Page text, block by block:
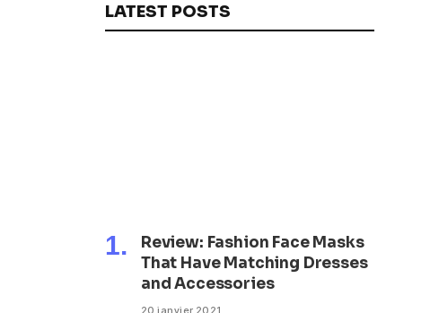
LATEST POSTS
Review: Fashion Face Masks
That Have Matching Dresses
and Accessories
20 janvier 2021